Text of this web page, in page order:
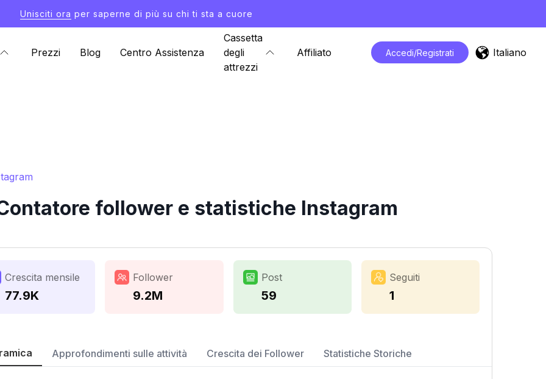
Unisciti ora per saperne di più su chi ti sta a cuore
Prezzi Blog Centro Assistenza
Cassetta
degli
attrezzi
Affiliato Accedi/Registrati Italiano
follower e statistiche Instagram
Crescita mensile
77.9K
Follower
9.2M
Post
59
Seguiti
1
Approfondimenti sulle attività Crescita dei Follower Statistiche Storiche